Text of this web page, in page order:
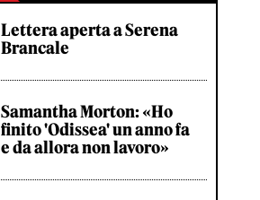
Lettera aperta a Serena
Brancale
Samantha Morton: «Ho
finito 'Odissea' un anno fa
e da allora non lavoro»